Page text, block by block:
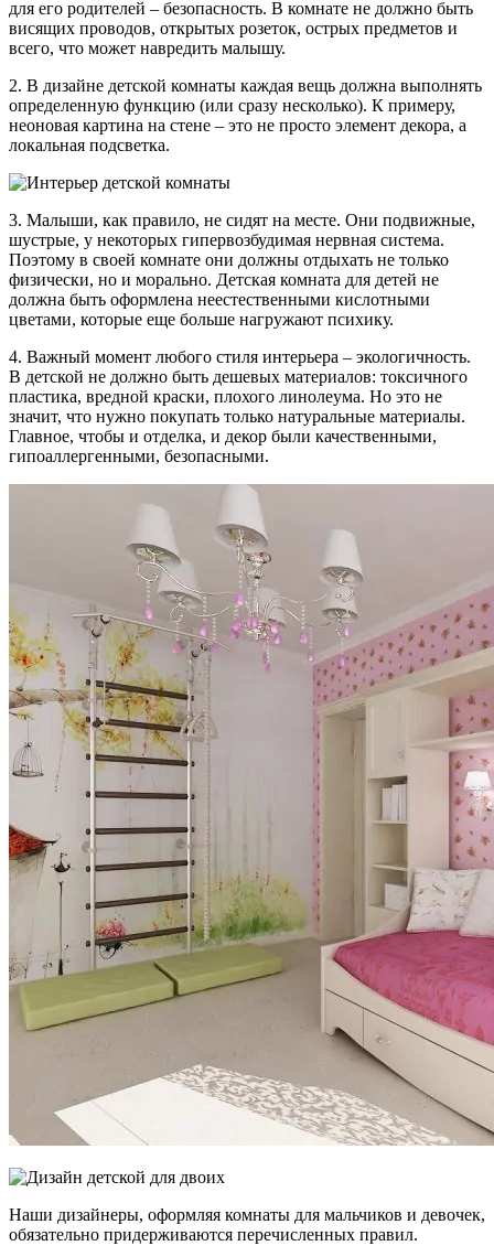
для его родителей – безопасность. В комнате не должно быть
висящих проводов, открытых розеток, острых предметов и
всего, что может навредить малышу.
2. В дизайне детской комнаты каждая вещь должна выполнять
определенную функцию (или сразу несколько). К примеру,
неоновая картина на стене – это не просто элемент декора, а
локальная подсветка.
3. Малыши, как правило, не сидят на месте. Они подвижные,
шустрые, у некоторых гипервозбудимая нервная система.
Поэтому в своей комнате они должны отдыхать не только
физически, но и морально. Детская комната для детей не
должна быть оформлена неестественными кислотными
цветами, которые еще больше нагружают психику.
4. Важный момент любого стиля интерьера – экологичность.
В детской не должно быть дешевых материалов: токсичного
пластика, вредной краски, плохого линолеума. Но это не
значит, что нужно покупать только натуральные материалы.
Главное, чтобы и отделка, и декор были качественными,
гипоаллергенными, безопасными.
Наши дизайнеры, оформляя комнаты для мальчиков и девочек,
обязательно придерживаются перечисленных правил.